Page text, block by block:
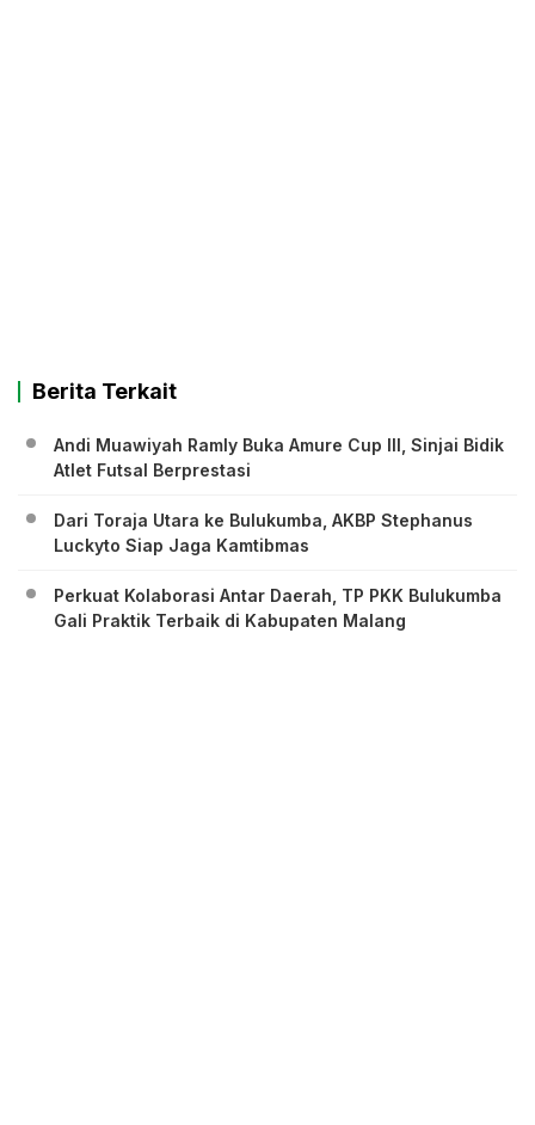
Berita Terkait
Andi Muawiyah Ramly Buka Amure Cup III, Sinjai Bidik
Atlet Futsal Berprestasi
Dari Toraja Utara ke Bulukumba, AKBP Stephanus
Luckyto Siap Jaga Kamtibmas
Perkuat Kolaborasi Antar Daerah, TP PKK Bulukumba
Gali Praktik Terbaik di Kabupaten Malang